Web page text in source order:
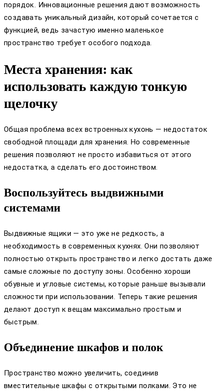
порядок. Инновационные решения дают возможность
создавать уникальный дизайн, который сочетается с
функцией, ведь зачастую именно маленькое
пространство требует особого подхода.
Места хранения: как
использовать каждую тонкую
щелочку
Общая проблема всех встроенных кухонь — недостаток
свободной площади для хранения. Но современные
решения позволяют не просто избавиться от этого
недостатка, а сделать его достоинством.
Воспользуйтесь выдвижными
системами
Выдвижные ящики — это уже не редкость, а
необходимость в современных кухнях. Они позволяют
полностью открыть пространство и легко достать даже
самые сложные по доступу зоны. Особенно хороши
обувные и угловые системы, которые раньше вызывали
сложности при использовании. Теперь такие решения
делают доступ к вещам максимально простым и
быстрым.
Объединение шкафов и полок
Пространство можно увеличить, соединив
вместительные шкафы с открытыми полками. Это не